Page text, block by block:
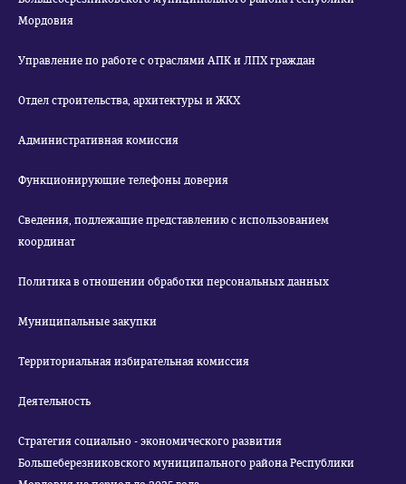
Мордовия
Управление по работе с отраслями АПК и ЛПХ граждан
Отдел строительства, архитектуры и ЖКХ
Административная комиссия
Функционирующие телефоны доверия
Сведения, подлежащие представлению с использованием
координат
Политика в отношении обработки персональных данных
Муниципальные закупки
Территориальная избирательная комиссия
Деятельность
Стратегия социально - экономического развития
Большеберезниковского муниципального района Республики